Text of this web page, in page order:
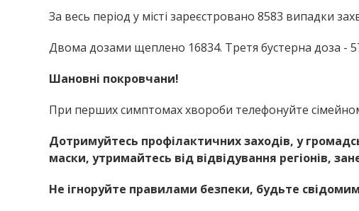
За весь період у місті зареєстровано 8583 випадки
Двома дозами щеплено 16834. Третя бустерна доза -
Шановні покровчани!
При перших симптомах хвороби телефонуйте
Дотримуйтесь профілактичних заходів, у
маски, утримайтесь від відвідування регіонів,
Не ігноруйте правилами безпеки, будьте